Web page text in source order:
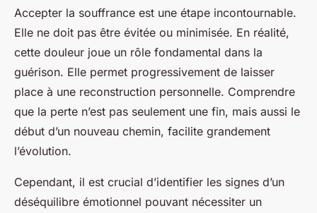
Accepter la souffrance est une étape incontournable.
Elle ne doit pas être évitée ou minimisée. En réalité,
cette douleur joue un rôle fondamental dans la
guérison. Elle permet progressivement de laisser
place à une reconstruction personnelle. Comprendre
que la perte n’est pas seulement une fin, mais aussi le
début d’un nouveau chemin, facilite grandement
l’évolution.
Cependant, il est crucial d’identifier les signes d’un
déséquilibre émotionnel pouvant nécessiter un